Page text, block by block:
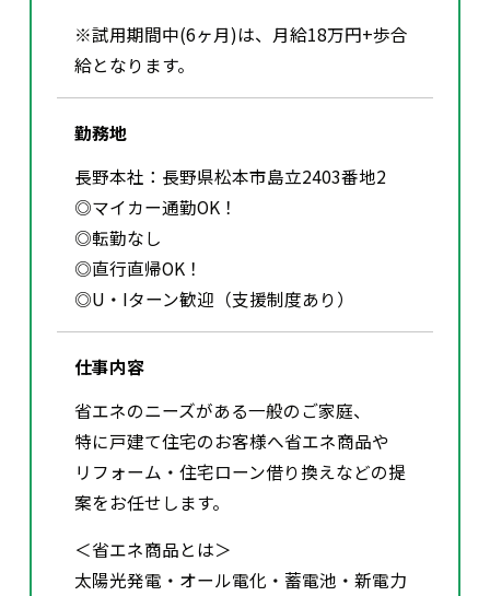
※試用期間中(6ヶ月)は、月給18万円+歩合
給となります。
勤務地
長野本社：長野県松本市島立2403番地2
◎マイカー通勤OK！
◎転勤なし
◎直行直帰OK！
◎U・Iターン歓迎（支援制度あり）
仕事内容
省エネのニーズがある一般のご家庭、
特に戸建て住宅のお客様へ省エネ商品や
リフォーム・住宅ローン借り換えなどの提
案をお任せします。
＜省エネ商品とは＞
太陽光発電・オール電化・蓄電池・新電力